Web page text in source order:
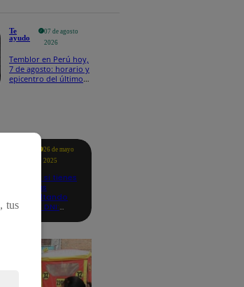
Te
ayudo
07 de agosto
2026
Temblor en Perú hoy,
7 de agosto: horario y
epicentro del último
26 de mayo
2025
Revisa si tienes
deudas
consultando
con tu DNI:
detalles
, tus